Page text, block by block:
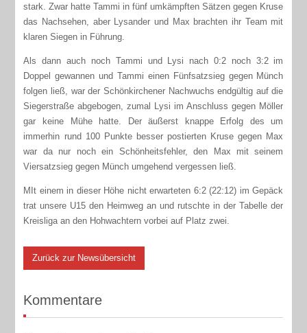
stark. Zwar hatte Tammi in fünf umkämpften Sätzen gegen Kruse
das Nachsehen, aber Lysander und Max brachten ihr Team mit
klaren Siegen in Führung.
Als dann auch noch Tammi und Lysi nach 0:2 noch 3:2 im
Doppel gewannen und Tammi einen Fünfsatzsieg gegen Münch
folgen ließ, war der Schönkirchener Nachwuchs endgültig auf die
Siegerstraße abgebogen, zumal Lysi im Anschluss gegen Möller
gar keine Mühe hatte. Der äußerst knappe Erfolg des um
immerhin rund 100 Punkte besser postierten Kruse gegen Max
war da nur noch ein Schönheitsfehler, den Max mit seinem
Viersatzsieg gegen Münch umgehend vergessen ließ.
MIt einem in dieser Höhe nicht erwarteten 6:2 (22:12) im Gepäck
trat unsere U15 den Heimweg an und rutschte in der Tabelle der
Kreisliga an den Hohwachtern vorbei auf Platz zwei.
Zurück zur Newsübersicht
Kommentare